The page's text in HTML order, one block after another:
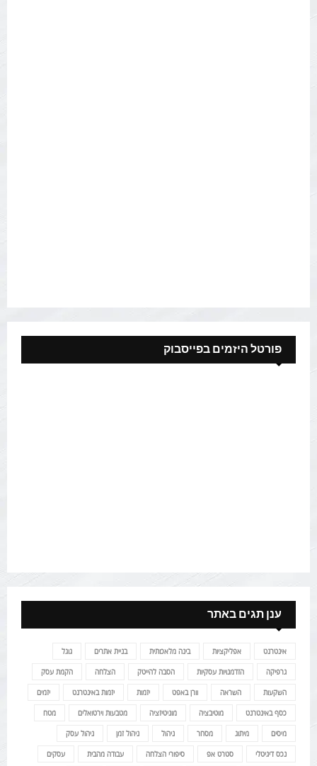
פורטל היזמים בפייסבוק
ענן תגים באתר
אינטרנט אפליקציות בינה מלאכותית בניית אתרים גוגל
גרפיקה הזדמנויות עסקיות הסבה להייטק הצלחה הקמת עסק
השקעות השראה וורן באפט יזמות יזמות באינטרנט יזמים
כסף באינטרנט מוטיבציה מוניטיזציה מטבעות וירטואלים מטח
מיסים מיתוג מסחר ניהול ניהול זמן ניהול עסק
נכס דיגיטלי סטרט אפ סיפורי הצלחה עבודה מהבית עסקים